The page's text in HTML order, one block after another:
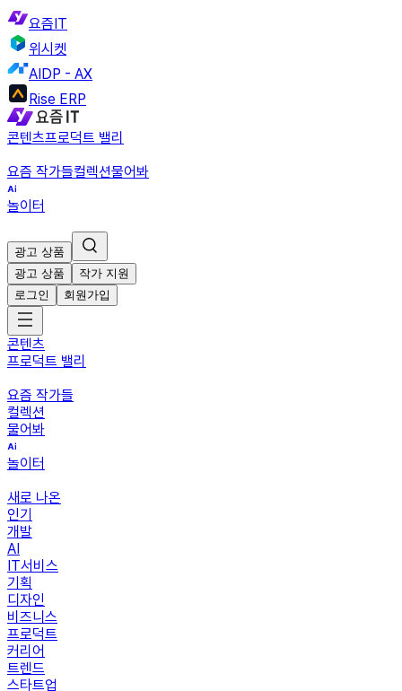
요즘IT
위시켓
AIDP - AX
Rise ERP
콘텐츠프로덕트 밸리
요즘 작가들컬렉션물어봐
놀이터
광고 상품
광고 상품
작가 지원
로그인
회원가입
콘텐츠
프로덕트 밸리
요즘 작가들
컬렉션
물어봐
놀이터
새로 나온
인기
개발
AI
IT서비스
기획
디자인
비즈니스
프로덕트
커리어
트렌드
스타트업